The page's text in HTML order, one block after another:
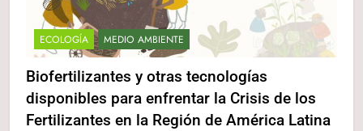
ECOLOGÍA MEDIO AMBIENTE
Biofertilizantes y otras tecnologías
disponibles para enfrentar la Crisis de los
Fertilizantes en la Región de América Latina